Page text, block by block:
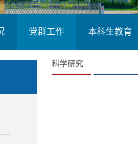
党群工作 本科生教育
科学研究